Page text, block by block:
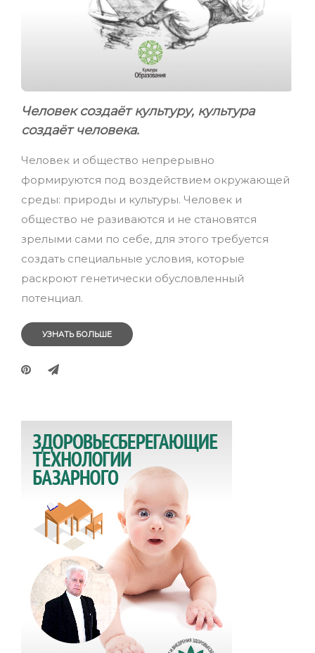
Человек создаёт культуру, культура
создаёт человека.
Человек и общество непрерывно
формируются под воздействием окружающей
среды: природы и культуры. Человек и
общество не разиваются и не становятся
зрелыми сами по себе, для этого требуется
создать специальные условия, которые
раскроют генетически обусловленный
потенциал.
УЗНАТЬ БОЛЬШЕ